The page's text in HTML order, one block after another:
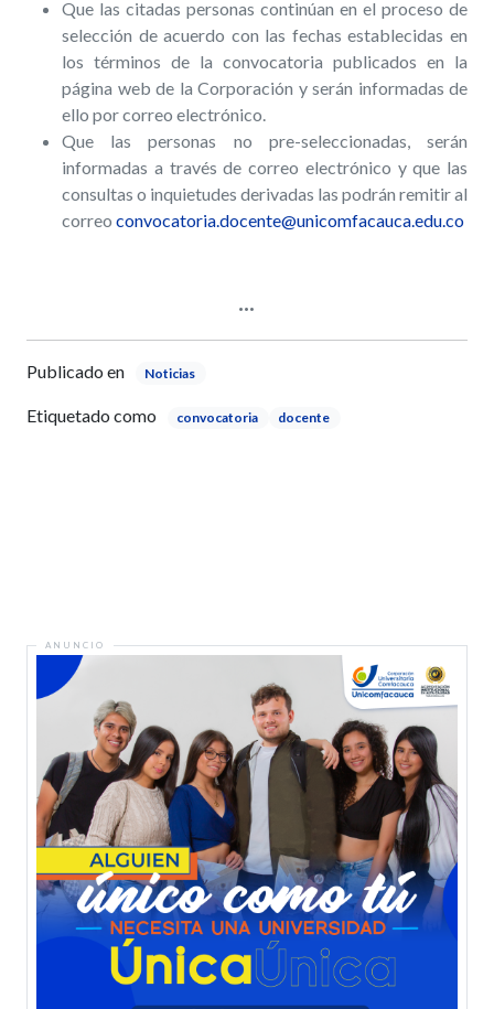
Que las citadas personas continúan en el proceso de
selección de acuerdo con las fechas establecidas en
los términos de la convocatoria publicados en la
página web de la Corporación y serán informadas de
ello por correo electrónico.
Que las personas no pre-seleccionadas, serán
informadas a través de correo electrónico y que las
consultas o inquietudes derivadas las podrán remitir al
correo convocatoria.docente@unicomfacauca.edu.co
Publicado en Noticias
Etiquetado como convocatoria docente